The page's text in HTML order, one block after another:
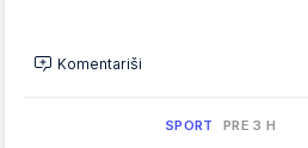
Komentariši
SPORT PRE 3 H